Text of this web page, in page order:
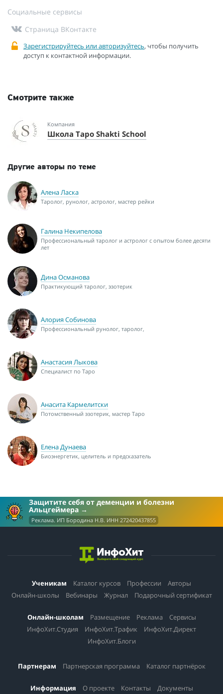
Социальные сервисы
Страница ВКонтакте
Зарегистрируйтесь или авторизуйтесь, чтобы получить
доступ к контактной информации.
Смотрите также
Компания
Школа Таро Shakti School
Другие авторы по теме
Алена Ласка
Таролог, рунолог, астролог, мастер рейки
Галина Некипелова
Профессиональный таролог и астролог с опытом более десяти
лет
Дина Османова
Практикующий таролог, эзотерик
Алория Собинова
Профессиональный рунолог, таролог,
Анастасия Лыкова
Специалист по Таро
Анасита Кармелитски
Потомственный эзотерик, мастер Таро
Елена Дунаева
Биоэнергетик, целитель и предсказатель
Защитите себя от деменции и болезни
Альцгеймера
Реклама. ИП Бородина Н.В. ИНН 272420437855
Ученикам Каталог курсов Профессии
Авторы
Онлайн-школы
Вебинары Журнал Подарочный сертификат
Онлайн-школам Размещение Реклама
Сервисы
ИнфоХит.Студия
ИнфоХит.Трафик
ИнфоХит.Директ
ИнфоХит.Блоги
Партнерам Партнерская программа Каталог партнёрок
Информация О проекте Контакты Документы